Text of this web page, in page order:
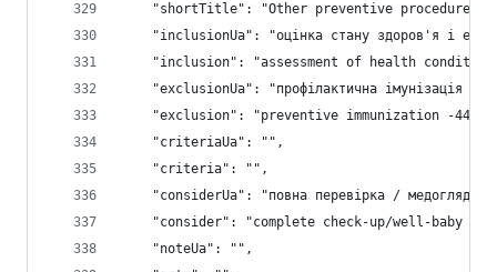
    "shortTitle": "Other preventive procedure",
"inclusionUa": "оцінка стану здоров'я і
"inclusion": "assessment of health
"exclusionUa": "профілактична імунізація -
"exclusion": "preventive immunization -44;
    "criteriaUa": "",
    "criteria": "",
"considerUa": "повна перевірка / медогляд
"consider": "complete check-up/well-baby
    "noteUa": "",